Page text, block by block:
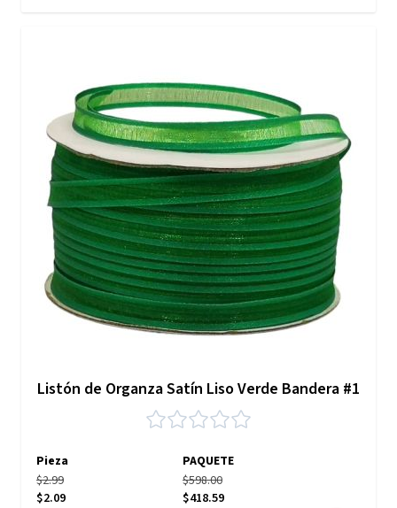
Listón de Organza Satín Liso Verde Bandera #1
Pieza
PAQUETE
$2.99
$2.09
$598.00
$418.59